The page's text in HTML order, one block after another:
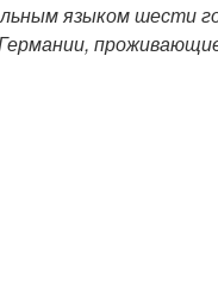
языком шести